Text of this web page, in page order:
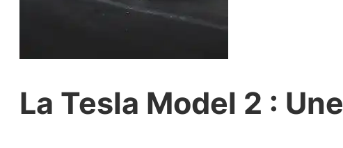
La Tesla Model 2 :